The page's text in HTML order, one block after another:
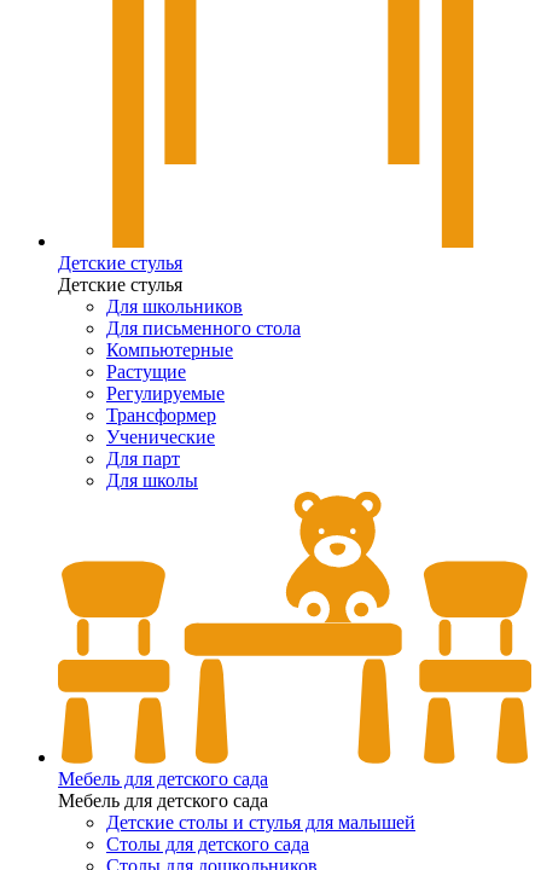
Детские стулья
Детские стулья
Для школьников
Для письменного стола
Компьютерные
Растущие
Регулируемые
Трансформер
Ученические
Для парт
Для школы
Мебель для детского сада
Мебель для детского сада
Детские столы и стулья для малышей
Столы для детского сада
Столы для дошкольников